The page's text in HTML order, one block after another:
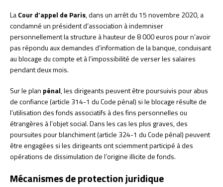
LaCour d’appel de Paris, dans un arrêt du 15 novembre 2020, a
condamné un président d’association à indemniser
personnellement la structure à hauteur de 8 000 euros pour n’avoir
pas répondu aux demandes d’information de la banque, conduisant
au blocage du compte et à l’impossibilité de verser les salaires
pendant deux mois.
Sur le plan pénal, les dirigeants peuvent être poursuivis pour abus
de confiance (article 314-1 du Code pénal) si le blocage résulte de
l’utilisation des fonds associatifs à des fins personnelles ou
étrangères à l’objet social. Dans les cas les plus graves, des
poursuites pour blanchiment (article 324-1 du Code pénal) peuvent
être engagées si les dirigeants ont sciemment participé à des
opérations de dissimulation de l’origine illicite de fonds.
Mécanismes de protection juridique